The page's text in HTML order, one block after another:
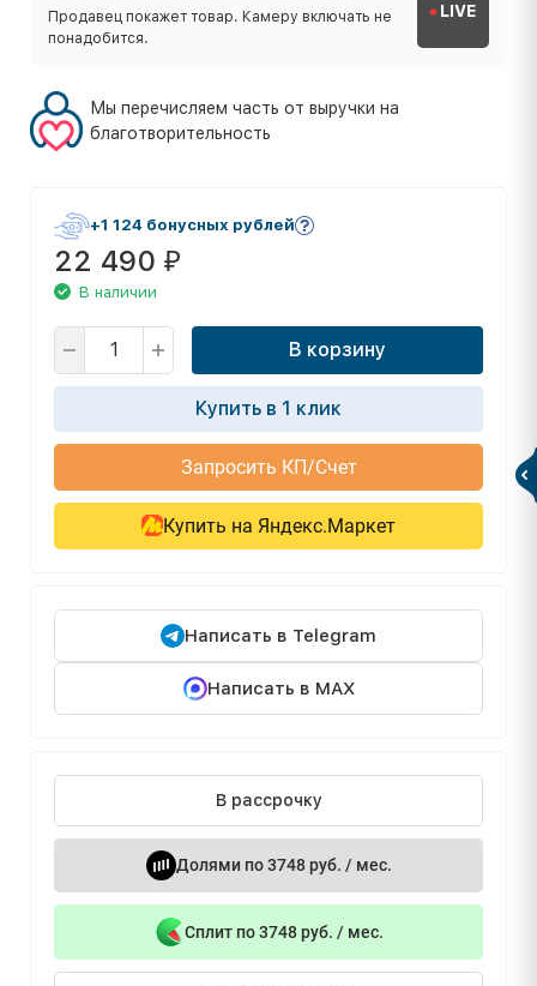
Продавец покажет товар. Камеру включать не
понадобится.
LIVE
Мы перечисляем часть от выручки на
благотворительность
+1 124 бонусных рублей
22 490 ₽
В наличии
В корзину
Купить в 1 клик
Запросить КП/Счет
Купить на Яндекс.Маркет
Написать в Telegram
Написать в MAX
В рассрочку
Долями по 3748 руб. / мес.
Сплит по 3748 руб. / мес.